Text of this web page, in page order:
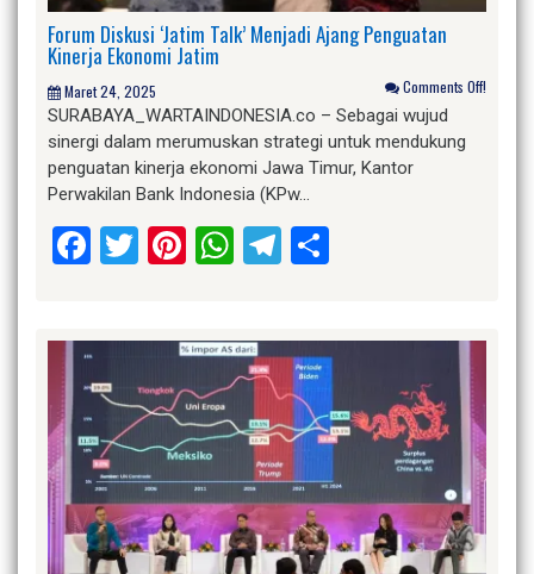
Forum Diskusi ‘Jatim Talk’ Menjadi Ajang Penguatan
Kinerja Ekonomi Jatim
Maret 24, 2025 Comments Off!
SURABAYA_WARTAINDONESIA.co – Sebagai wujud
sinergi dalam merumuskan strategi untuk mendukung
penguatan kinerja ekonomi Jawa Timur, Kantor
Perwakilan Bank Indonesia (KPw…
Facebook
Twitter
Pinterest
WhatsApp
Telegram